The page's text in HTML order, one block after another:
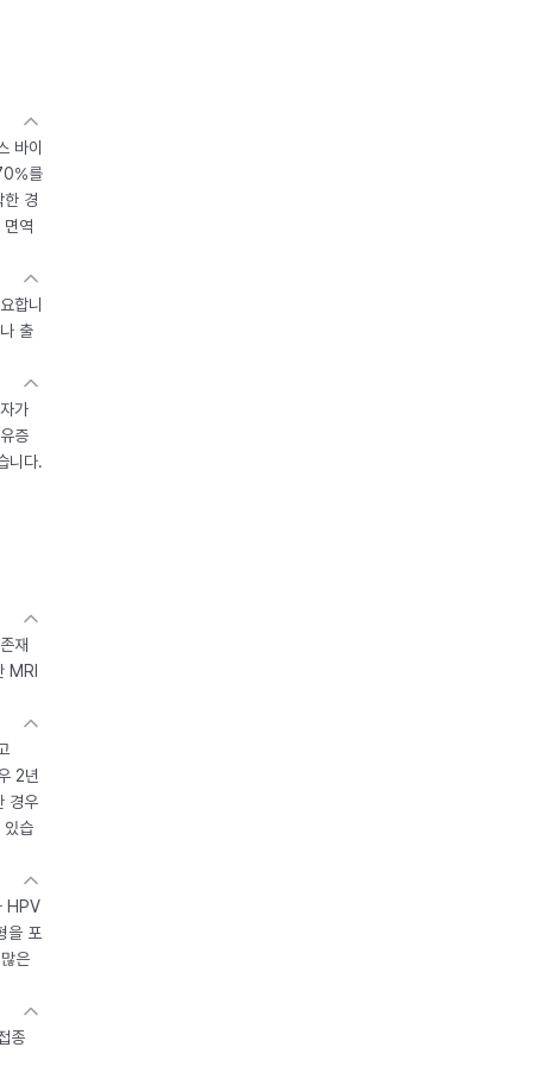
바이
를
한 경
역
합니
출
가
증
니다.
재
MRI
2년
경우
있습
HPV
을 포
은
종